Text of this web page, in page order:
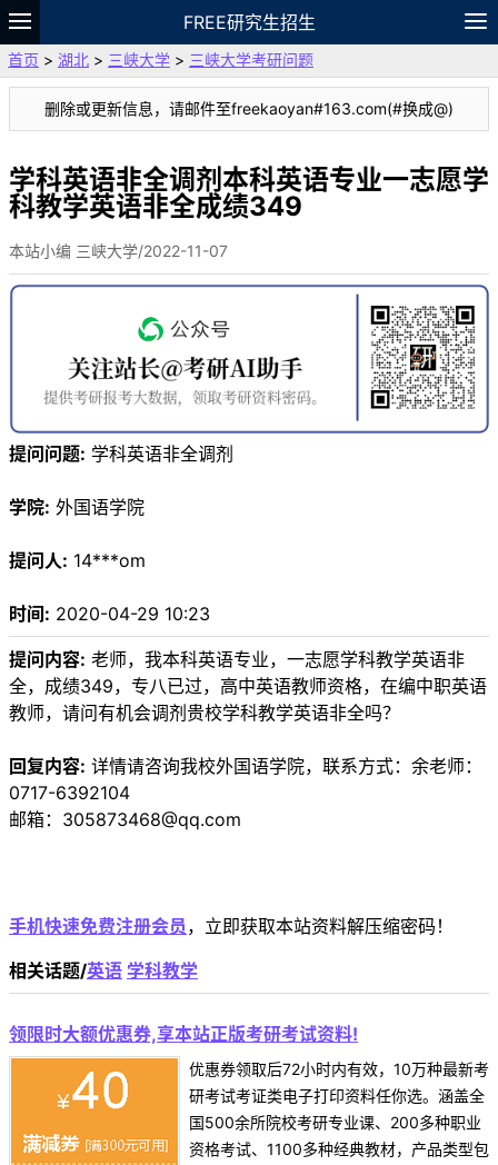
FREE研究生招生
题库
故事 专题 APP 笔记
VIP
资料
首页 > 湖北 > 三峡大学 > 三峡大学考研问题
删除或更新信息，请邮件至freekaoyan#163.com(#换成@)
学科英语非全调剂本科英语专业一志愿学
科教学英语非全成绩349
本站小编 三峡大学/2022-11-07
提问问题: 学科英语非全调剂
学院: 外国语学院
提问人: 14***om
时间: 2020-04-29 10:23
提问内容: 老师，我本科英语专业，一志愿学科教学英语非
全，成绩349，专八已过，高中英语教师资格，在编中职英语
教师，请问有机会调剂贵校学科教学英语非全吗？
回复内容: 详情请咨询我校外国语学院，联系方式：余老师：
0717-6392104
邮箱：305873468@qq.com
手机快速免费注册会员 ，立即获取本站资料解压缩密码！
相关话题/英语 学科教学
领限时大额优惠券,享本站正版考研考试资料!
优惠券领取后72小时内有效，10万种最新考
研考试考证类电子打印资料任你选。涵盖全
国500余所院校考研专业课、200多种职业
资格考试、1100多种经典教材，产品类型包